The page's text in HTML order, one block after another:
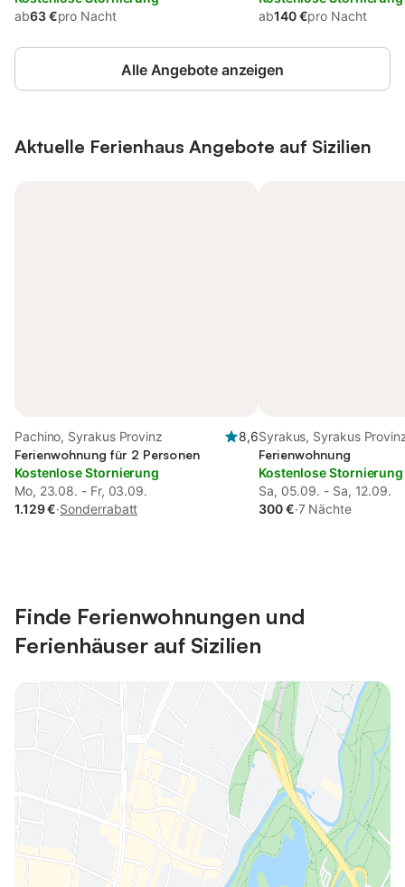
ab63 €pro Nacht
ab140 €pro Nacht
Alle Angebote anzeigen
Aktuelle Ferienhaus Angebote auf Sizilien
Pachino, Syrakus Provinz
8,6
Ferienwohnung für 2 Personen
Kostenlose Stornierung
Mo, 23.08. - Fr, 03.09.
1.129 €·Sonderrabatt
Syrakus, Syrakus
Ferienwohnung
Kostenlose Stornierung
Sa, 05.09. - Sa, 12.09.
300 €·7 Nächte
Finde Ferienwohnungen und
Ferienhäuser auf Sizilien